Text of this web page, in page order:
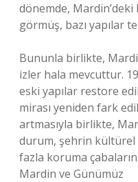
dönemde,
görmüş, bazı yapılar
Bununla birlikte,
izler hala mevcuttur.
eski yapılar restore
mirası yeniden fark
artmasıyla birlikte,
durum, şehrin kültürel
fazla koruma
Mardin ve Günümüz